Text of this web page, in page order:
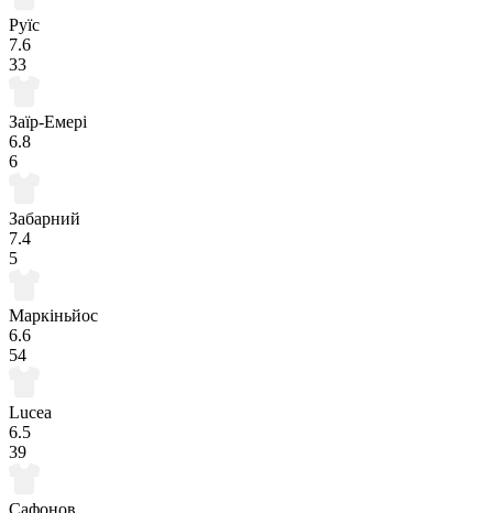
Руїс
7.6
33
Заїр-Емері
6.8
6
Забарний
7.4
5
Маркіньйос
6.6
54
Lucea
6.5
39
Сафонов